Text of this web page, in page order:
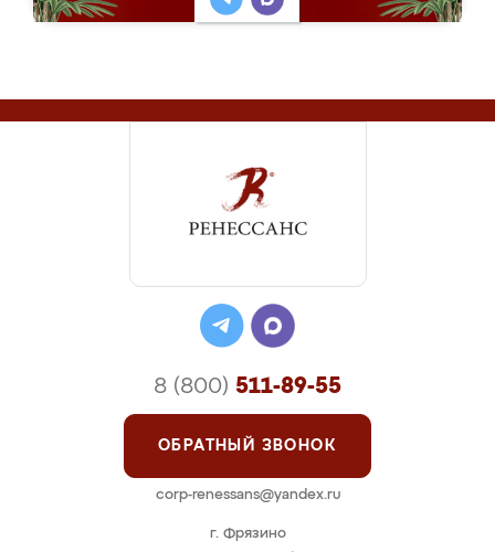
г. Фрязино
8 (800) 511-89-55
ОБРАТНЫЙ ЗВОНОК
corp-renessans@yandex.ru